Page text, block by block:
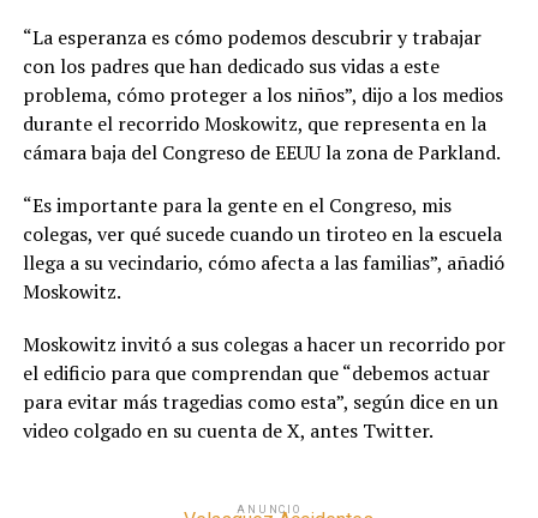
“La esperanza es cómo podemos descubrir y trabajar
con los padres que han dedicado sus vidas a este
problema, cómo proteger a los niños”, dijo a los medios
durante el recorrido Moskowitz, que representa en la
cámara baja del Congreso de EEUU la zona de Parkland.
“Es importante para la gente en el Congreso, mis
colegas, ver qué sucede cuando un tiroteo en la escuela
llega a su vecindario, cómo afecta a las familias”, añadió
Moskowitz.
Moskowitz invitó a sus colegas a hacer un recorrido por
el edificio para que comprendan que “debemos actuar
para evitar más tragedias como esta”, según dice en un
video colgado en su cuenta de X, antes Twitter.
ANUNCIO